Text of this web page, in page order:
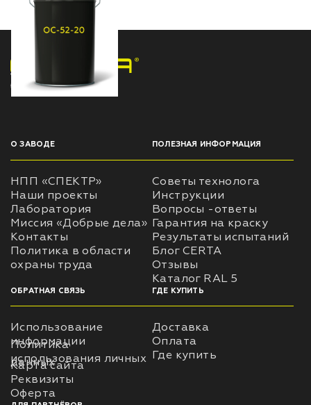
НПП «СПЕКТР» ЗАВОД ЛАКОКРАСОЧНЫХ МАТЕРИАЛОВ
О ЗАВОДЕ
НПП «СПЕКТР»
Наши проекты
Лаборатория
Миссия «Добрые дела»
Контакты
Политика в области
ПОЛЕЗНАЯ ИНФОРМАЦИЯ
Советы технолога
Инструкции
Вопросы -ответы
Гарантия на краску
Результаты испытаний
Блог CERTA
Отзывы
Каталог RAL 5
ОБРАТНАЯ СВЯЗЬ
Использование
Политика
данных
Карта сайта
Реквизиты
Оферта
ГДЕ КУПИТЬ
Доставка
Оплата
Где купить